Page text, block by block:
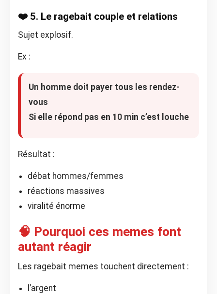
❤️ 5. Le ragebait couple et relations
Sujet explosif.
Ex :
Un homme doit payer tous les rendez-
vous
Si elle répond pas en 10 min c’est louche
Résultat :
débat hommes/femmes
réactions massives
viralité énorme
🧠 Pourquoi ces memes font
autant réagir
Les ragebait memes touchent directement :
l’argent